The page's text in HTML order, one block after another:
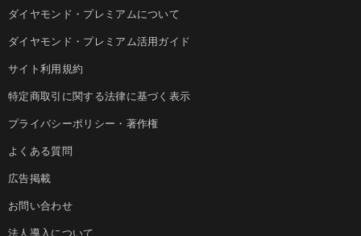
ダイヤモンド・プレミアムについて
ダイヤモンド・プレミアム活用ガイド
サイト利用規約
特定商取引に関する法律に基づく表示
プライバシーポリシー・著作権
よくある質問
広告掲載
お問い合わせ
法人導入について